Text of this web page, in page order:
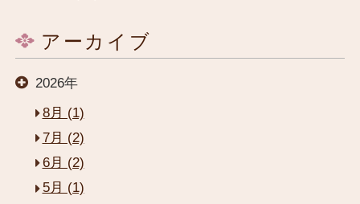
アーカイブ
2026年
8月 (1)
7月 (2)
6月 (2)
5月 (1)